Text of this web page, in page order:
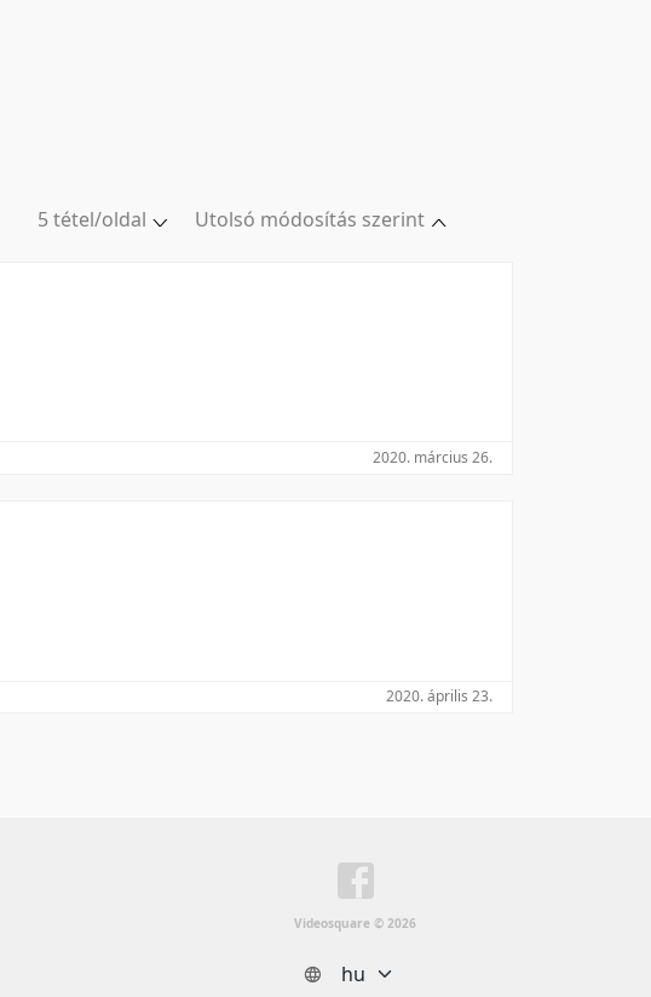
Utolsó módosítás szerint
5 tétel/oldal
2020. március 26.
2020. április 23.
Videosquare © 2026